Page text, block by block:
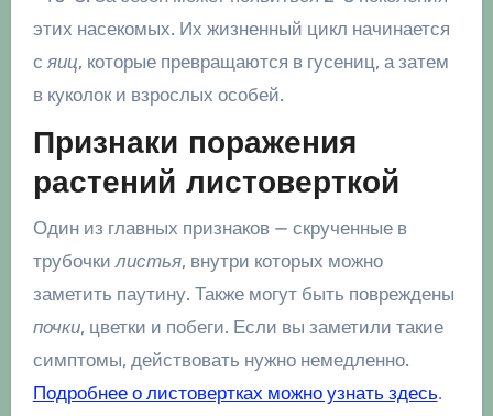
этих насекомых. Их жизненный цикл начинается
с яиц, которые превращаются в гусениц, а затем
в куколок и взрослых особей.
Признаки поражения
растений листоверткой
Один из главных признаков — скрученные в
трубочкилистья, внутри которых можно
заметить паутину. Также могут быть повреждены
почки, цветки и побеги. Если вы заметили такие
симптомы, действовать нужно немедленно.
Подробнее о листовертках можно узнать здесь.